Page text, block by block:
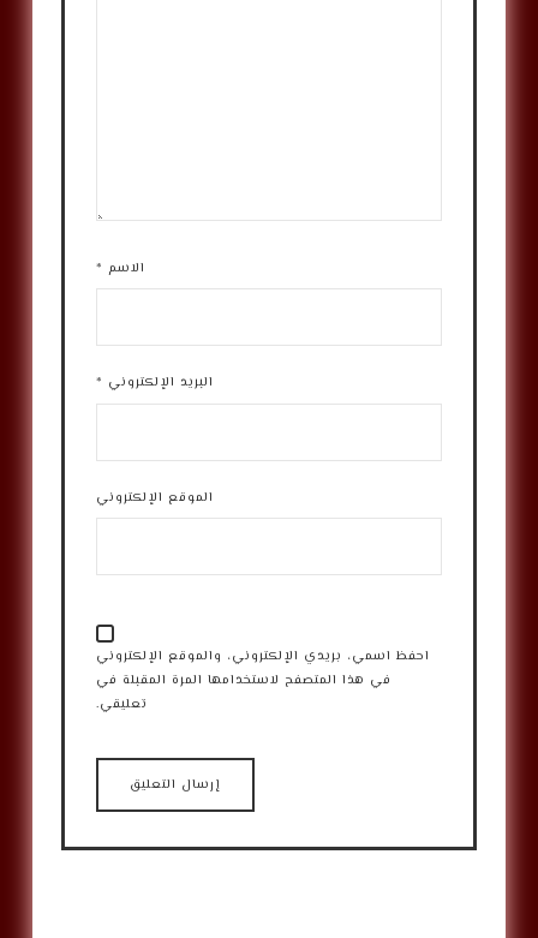
الاسم *
البريد الإلكتروني *
الموقع الإلكتروني
احفظ اسمي، بريدي الإلكتروني، والموقع الإلكتروني
في هذا المتصفح لاستخدامها المرة المقبلة في
تعليقي.